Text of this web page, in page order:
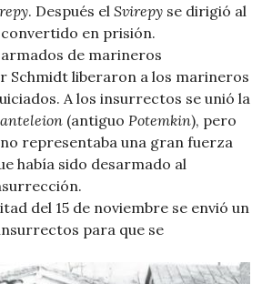
. Después el Svirepy se dirigió al
convertido en prisión.
de marineros
Schmidt liberaron a los marineros
A los insurrectos se unió la
(antiguo Potemkin), pero
representaba una gran fuerza
había sido desarmado al
del 15 de noviembre se envió un
para que se